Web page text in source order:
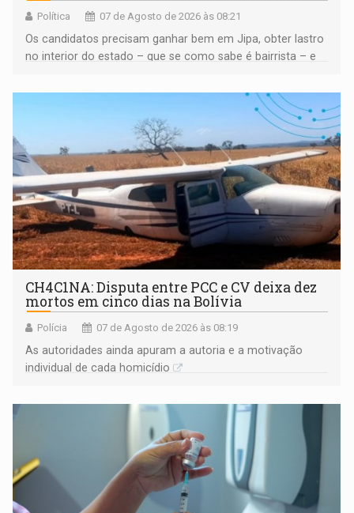
Política 07 de Agosto de 2026 às 08:21
Os candidatos precisam ganhar bem em Jipa, obter lastro
no interior do estado – que se como sabe é bairrista – e
garantir
CH4C1NA: Disputa entre PCC e CV deixa dez
mortos em cinco dias na Bolívia
Polícia 07 de Agosto de 2026 às 08:19
As autoridades ainda apuram a autoria e a motivação
individual de cada homicídio